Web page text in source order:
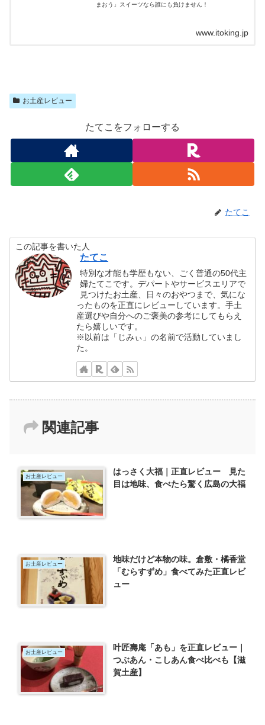
まおう」スイーツなら誰にも負けません！
www.itoking.jp
お土産レビュー
たてこをフォローする
たてこ
この記事を書いた人
たてこ
特別な才能も学歴もない、ごく普通の50代主
婦たてこです。デパートやサービスエリアで
見つけたお土産、日々のおやつまで、気にな
ったものを正直にレビューしています。手土
産選びや自分へのご褒美の参考にしてもらえ
たら嬉しいです。
※以前は「じみぃ」の名前で活動していまし
た。
関連記事
お土産レビュー
はっさく大福｜正直レビュー 見た
目は地味、食べたら驚く広島の大福
お土産レビュー
地味だけど本物の味。倉敷・橘香堂
「むらすずめ」食べてみた正直レビ
ュー
お土産レビュー
叶匠壽庵「あも」を正直レビュー｜
つぶあん・こしあん食べ比べも【滋
賀土産】